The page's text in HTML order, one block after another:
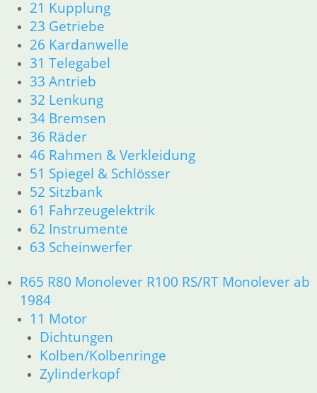
21 Kupplung
23 Getriebe
26 Kardanwelle
31 Telegabel
33 Antrieb
32 Lenkung
34 Bremsen
36 Räder
46 Rahmen & Verkleidung
51 Spiegel & Schlösser
52 Sitzbank
61 Fahrzeugelektrik
62 Instrumente
63 Scheinwerfer
R65 R80 Monolever R100 RS/RT Monolever ab
1984
11 Motor
Dichtungen
Kolben/Kolbenringe
Zylinderkopf
36 Räder
46 Rahmen & Verkleidung
51 Spiegel & Schlösser
61 Fahrzeugelektrik
62 Instrumente
63 Scheinwerfer
R50/5 – R75/5
11 Motor
Dichtungen
Kolben/Kolbenringe
Zylinderkopf
12 Motorelektrik
13 Vergaser
16 Tank
18 Auspuff
21 Kupplung
26 Kardanwelle
31 Telegabel
32 Lenkung
33 Antrieb
34 Bremsen
36 Räder
46 Rahmen & Verkleidung